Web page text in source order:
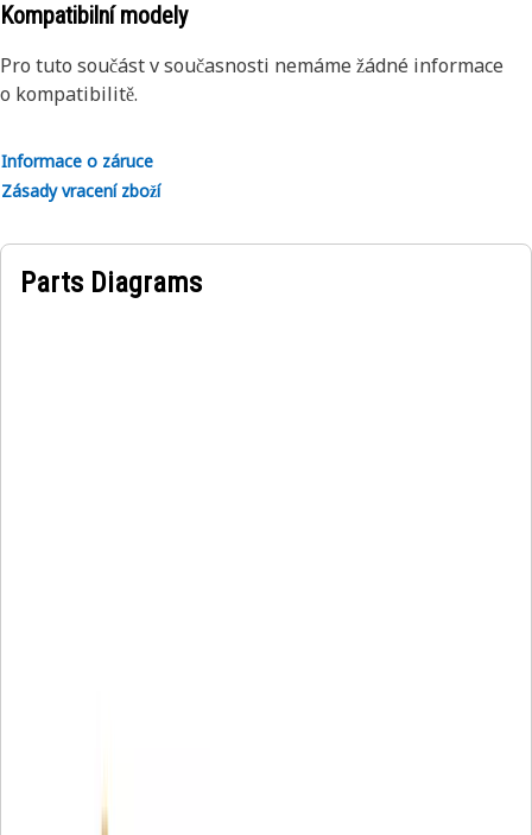
Kompatibilní modely
Pro tuto součást v současnosti nemáme žádné informace
o kompatibilitě.
Informace o záruce
Zásady vracení zboží
Parts Diagrams